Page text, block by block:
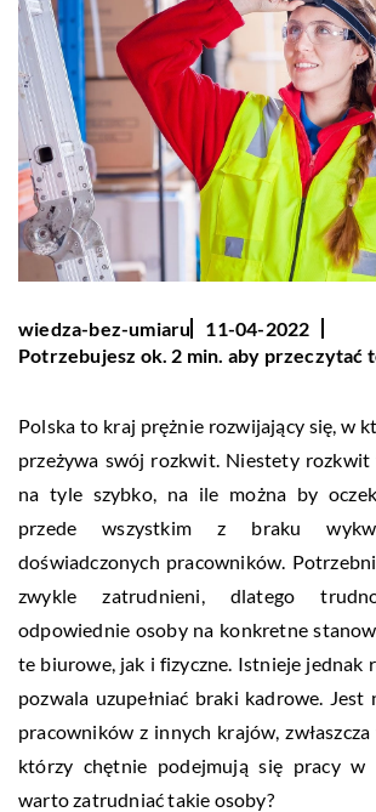
wiedza-bez-umiaru
11-04-2022
Potrzebujesz ok. 2 min. aby przeczytać
Polska to kraj prężnie rozwijający się, w
przeżywa swój rozkwit. Niestety rozkwit
na tyle szybko, na ile można by
przede wszystkim z braku
doświadczonych pracowników.
zwykle zatrudnieni, dlatego
odpowiednie osoby na konkretne
te biurowe, jak i fizyczne. Istnieje jednak
pozwala uzupełniać braki kadrowe. Jest
pracowników z innych krajów,
którzy chętnie podejmują się pracy w
warto zatrudniać takie osoby?